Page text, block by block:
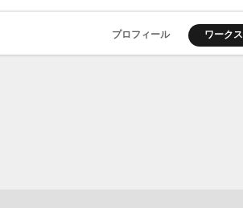
プロフィール ワークス